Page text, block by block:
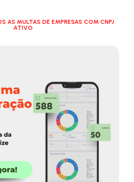
AS MULTAS DE EMPRESAS COM CNPJ
ATIVO